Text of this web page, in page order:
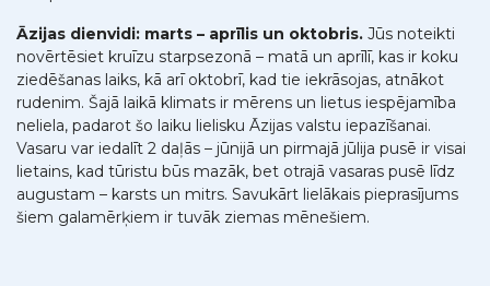
Āzijas dienvidi: marts – aprīlis un oktobris. Jūs noteikti
novērtēsiet kruīzu starpsezonā – matā un aprīlī, kas ir koku
ziedēšanas laiks, kā arī oktobrī, kad tie iekrāsojas, atnākot
rudenim. Šajā laikā klimats ir mērens un lietus iespējamība
neliela, padarot šo laiku lielisku Āzijas valstu iepazīšanai.
Vasaru var iedalīt 2 daļās – jūnijā un pirmajā jūlija pusē ir visai
lietains, kad tūristu būs mazāk, bet otrajā vasaras pusē līdz
augustam – karsts un mitrs. Savukārt lielākais pieprasījums
šiem galamērķiem ir tuvāk ziemas mēnešiem.